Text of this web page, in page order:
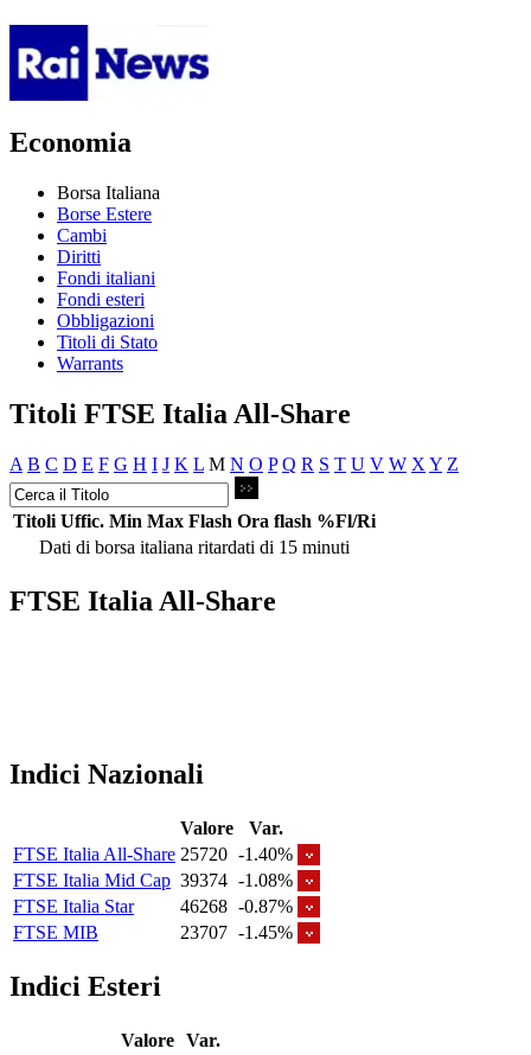
Economia
Borsa Italiana
Borse Estere
Cambi
Diritti
Fondi italiani
Fondi esteri
Obbligazioni
Titoli di Stato
Warrants
Titoli FTSE Italia All-Share
A B C D E F G H I J K L M N O P Q R S T U V W X Y Z
Titoli Uffic. Min Max Flash Ora flash %Fl/Ri
Dati di borsa italiana ritardati di 15 minuti
FTSE Italia All-Share
Indici Nazionali
Valore
Var.
FTSE Italia All-Share 25720 -1.40%
FTSE Italia Mid Cap 39374 -1.08%
FTSE Italia Star
46268 -0.87%
FTSE MIB
23707 -1.45%
Indici Esteri
Valore Var.